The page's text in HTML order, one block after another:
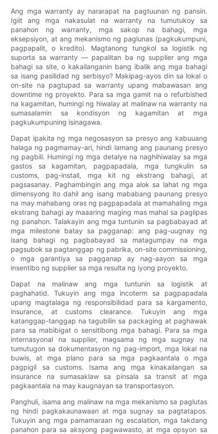
Ang mga warranty ay nararapat na pagtuunan ng pansin.
Igiit ang mga nakasulat na warranty na tumutukoy sa
panahon ng warranty, mga sakop na bahagi, mga
eksepsiyon, at ang mekanismo ng paglunas (pagkukumpuni,
pagpapalit, o kredito). Magtanong tungkol sa logistik ng
suporta sa warranty — papalitan ba ng supplier ang mga
bahagi sa site, o kakailanganin bang ibalik ang mga bahagi
sa isang pasilidad ng serbisyo? Makipag-ayos din sa lokal o
on-site na pagtupad sa warranty upang mabawasan ang
downtime ng proyekto. Para sa mga gamit na o refurbished
na kagamitan, humingi ng hiwalay at malinaw na warranty na
sumasalamin sa kondisyon ng kagamitan at mga
pagkukumpuning isinagawa.
Dapat ipakita ng mga negosasyon sa presyo ang kabuuang
halaga ng pagmamay-ari, hindi lamang ang paunang presyo
ng pagbili. Humingi ng mga detalye na naghihiwalay sa mga
gastos sa kagamitan, pagpapadala, mga tungkulin sa
customs, pag-install, mga kit ng ekstrang bahagi, at
pagsasanay. Paghambingin ang mga alok sa lahat ng mga
dimensyong ito dahil ang isang mababang paunang presyo
na may mahabang oras ng pagpapadala at mamahaling mga
ekstrang bahagi ay maaaring maging mas mahal sa paglipas
ng panahon. Talakayin ang mga tuntunin sa pagbabayad at
mga milestone batay sa pagganap: ang pag-uugnay ng
isang bahagi ng pagbabayad sa matagumpay na mga
pagsubok sa pagtanggap ng pabrika, on-site commissioning,
o mga garantiya sa pagganap ay nag-aayon sa mga
insentibo ng supplier sa mga resulta ng iyong proyekto.
Dapat na malinaw ang mga tuntunin sa logistik at
paghahatid. Tukuyin ang mga incoterm sa pagpapadala
upang magtalaga ng responsibilidad para sa kargamento,
insurance, at customs clearance. Tukuyin ang mga
katanggap-tanggap na tagubilin sa packaging at paghawak
para sa mabibigat o sensitibong mga bahagi. Para sa mga
internasyonal na supplier, magsama ng mga sugnay na
tumutugon sa dokumentasyon ng pag-import, mga lokal na
buwis, at mga plano para sa mga pagkaantala o mga
pagpigil sa customs. Isama ang mga kinakailangan sa
insurance na sumasaklaw sa pinsala sa transit at mga
pagkaantala na may kaugnayan sa transportasyon.
Panghuli, isama ang malinaw na mga mekanismo sa paglutas
ng hindi pagkakaunawaan at mga sugnay sa pagtatapos.
Tukuyin ang mga pamamaraan ng escalation, mga takdang
panahon para sa aksyong pagwawasto, at mga opsyon sa